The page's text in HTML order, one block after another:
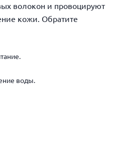
волокон и провоцируют
кожи. Обратите
воды.